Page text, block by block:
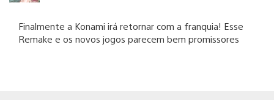
Finalmente a Konami irá retornar com a franquia! Esse
Remake e os novos jogos parecem bem promissores